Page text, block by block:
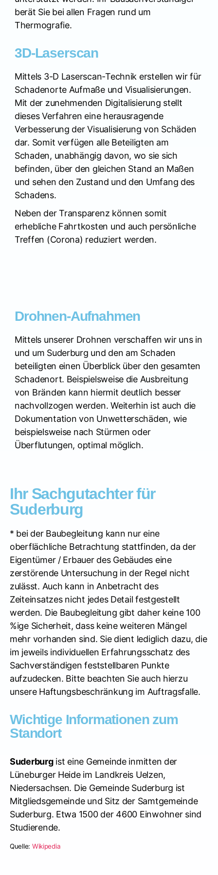
berät Sie bei allen Fragen rund um
Thermografie.
3D-Laserscan
Mittels 3-D Laserscan-Technik erstellen wir für
Schadenorte Aufmaße und Visualisierungen.
Mit der zunehmenden Digitalisierung stellt
dieses Verfahren eine herausragende
Verbesserung der Visualisierung von Schäden
dar. Somit verfügen alle Beteiligten am
Schaden, unabhängig davon, wo sie sich
befinden, über den gleichen Stand an Maßen
und sehen den Zustand und den Umfang des
Schadens.
Neben der Transparenz können somit
erhebliche Fahrtkosten und auch persönliche
Treffen (Corona) reduziert werden.
Drohnen-Aufnahmen
Mittels unserer Drohnen verschaffen wir uns in
und um Suderburg und den am Schaden
beteiligten einen Überblick über den gesamten
Schadenort. Beispielsweise die Ausbreitung
von Bränden kann hiermit deutlich besser
nachvollzogen werden. Weiterhin ist auch die
Dokumentation von Unwetterschäden, wie
beispielsweise nach Stürmen oder
Überflutungen, optimal möglich.
Ihr Sachgutachter für
Suderburg
* bei der Baubegleitung kann nur eine
oberflächliche Betrachtung stattfinden, da der
Eigentümer / Erbauer des Gebäudes eine
zerstörende Untersuchung in der Regel nicht
zulässt. Auch kann in Anbetracht des
Zeiteinsatzes nicht jedes Detail festgestellt
werden. Die Baubegleitung gibt daher keine 100
%ige Sicherheit, dass keine weiteren Mängel
mehr vorhanden sind. Sie dient lediglich dazu, die
im jeweils individuellen Erfahrungsschatz des
Sachverständigen feststellbaren Punkte
aufzudecken. Bitte beachten Sie auch hierzu
unsere Haftungsbeschränkung im Auftragsfalle.
Wichtige Informationen zum
Standort
Suderburgist eine Gemeinde inmitten der
Lüneburger Heide im Landkreis Uelzen,
Niedersachsen. Die Gemeinde Suderburg ist
Mitgliedsgemeinde und Sitz der Samtgemeinde
Suderburg. Etwa 1500 der 4600 Einwohner sind
Studierende.
Quelle: Wikipedia